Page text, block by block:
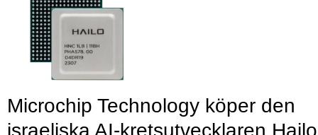
Microchip Technology köper den